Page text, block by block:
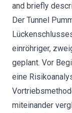
and briefly
Der Tunnel
einröhriger,
geplant. Vor
eine
miteinander